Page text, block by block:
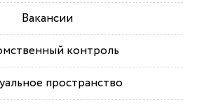
Вакансии
контроль
пространство